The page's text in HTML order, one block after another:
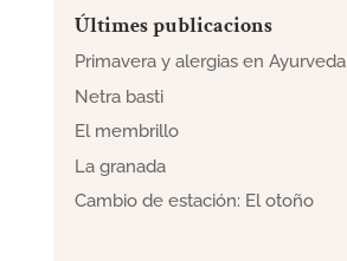
Últimes publicacions
Primavera y alergias en Ayurveda
Netra basti
El membrillo
La granada
Cambio de estación: El otoño